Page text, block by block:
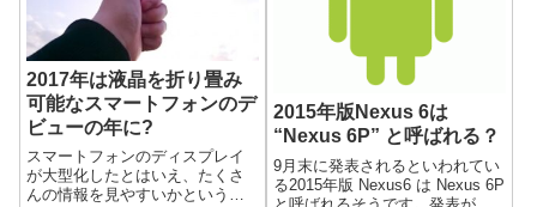
2017年は液晶を折り畳み
可能なスマートフォンのデ
ビューの年に?
スマートフォンのディスプレイ
が大型化したとはいえ、たくさ
んの情報を見やすいかというと
2015年版Nexus 6は
“Nexus 6P” と呼ばれる？
9月末に発表されるといわれてい
る2015年版 Nexus6 は Nexus 6P